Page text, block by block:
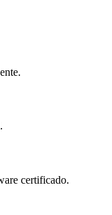
certificado.